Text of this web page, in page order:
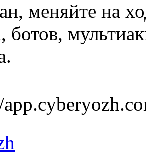
меняйте на
ботов,